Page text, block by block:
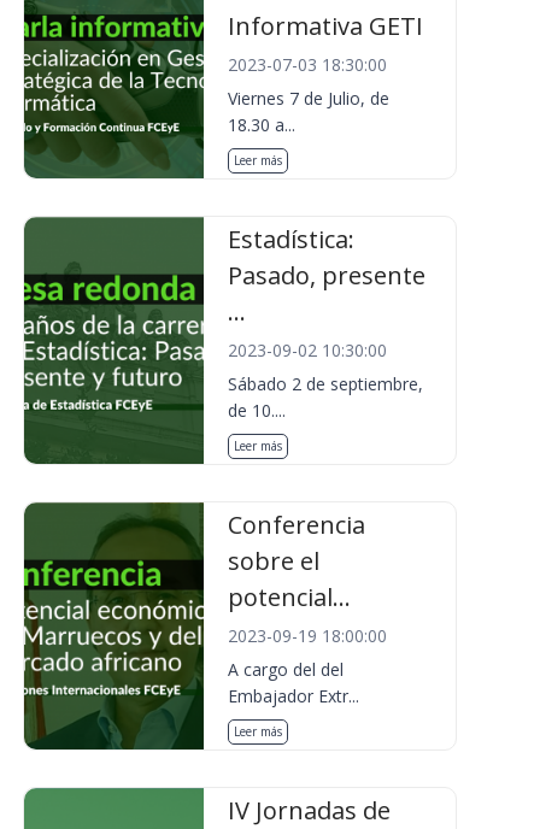
Informativa GETI
2023-07-03 18:30:00
Viernes 7 de Julio, de
18.30 a...
Leer más
Estadística:
Pasado, presente
...
2023-09-02 10:30:00
Sábado 2 de septiembre,
de 10....
Leer más
Conferencia
sobre el
potencial...
2023-09-19 18:00:00
A cargo del del
Embajador Extr...
Leer más
IV Jornadas de